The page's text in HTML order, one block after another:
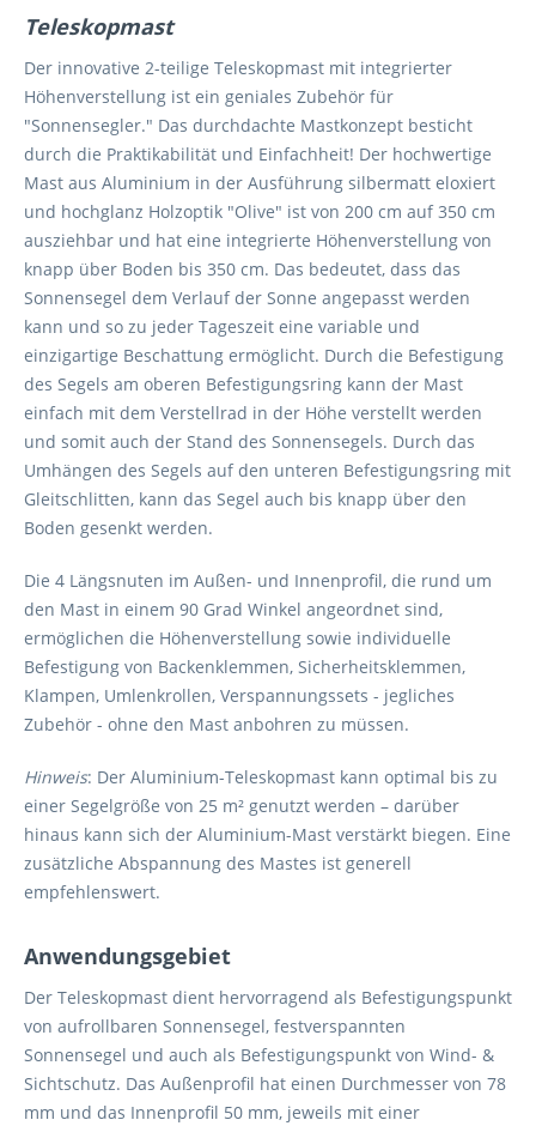
Teleskopmast
Der innovative 2-teilige Teleskopmast mit integrierter
Höhenverstellung ist ein geniales Zubehör für
"Sonnensegler." Das durchdachte Mastkonzept besticht
durch die Praktikabilität und Einfachheit! Der hochwertige
Mast aus Aluminium in der Ausführung silbermatt eloxiert
und hochglanz Holzoptik "Olive" ist von 200 cm auf 350 cm
ausziehbar und hat eine integrierte Höhenverstellung von
knapp über Boden bis 350 cm. Das bedeutet, dass das
Sonnensegel dem Verlauf der Sonne angepasst werden
kann und so zu jeder Tageszeit eine variable und
einzigartige Beschattung ermöglicht. Durch die Befestigung
des Segels am oberen Befestigungsring kann der Mast
einfach mit dem Verstellrad in der Höhe verstellt werden
und somit auch der Stand des Sonnensegels. Durch das
Umhängen des Segels auf den unteren Befestigungsring mit
Gleitschlitten, kann das Segel auch bis knapp über den
Boden gesenkt werden.
Die 4 Längsnuten im Außen- und Innenprofil, die rund um
den Mast in einem 90 Grad Winkel angeordnet sind,
ermöglichen die Höhenverstellung sowie individuelle
Befestigung von Backenklemmen, Sicherheitsklemmen,
Klampen, Umlenkrollen, Verspannungssets - jegliches
Zubehör - ohne den Mast anbohren zu müssen.
Hinweis: Der Aluminium-Teleskopmast kann optimal bis zu
einer Segelgröße von 25 m² genutzt werden – darüber
hinaus kann sich der Aluminium-Mast verstärkt biegen. Eine
zusätzliche Abspannung des Mastes ist generell
empfehlenswert.
Anwendungsgebiet
Der Teleskopmast dient hervorragend als Befestigungspunkt
von aufrollbaren Sonnensegel, festverspannten
Sonnensegel und auch als Befestigungspunkt von Wind- &
Sichtschutz. Das Außenprofil hat einen Durchmesser von 78
mm und das Innenprofil 50 mm, jeweils mit einer